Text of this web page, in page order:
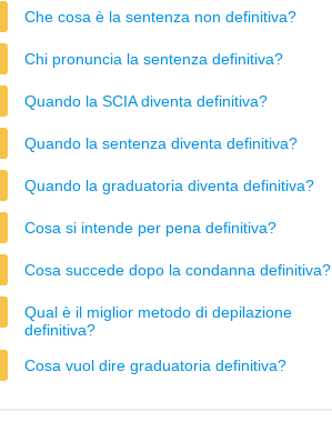
Che cosa è la sentenza non definitiva?
Chi pronuncia la sentenza definitiva?
Quando la SCIA diventa definitiva?
Quando la sentenza diventa definitiva?
Quando la graduatoria diventa definitiva?
Cosa si intende per pena definitiva?
Cosa succede dopo la condanna definitiva?
Qual è il miglior metodo di depilazione
definitiva?
Cosa vuol dire graduatoria definitiva?